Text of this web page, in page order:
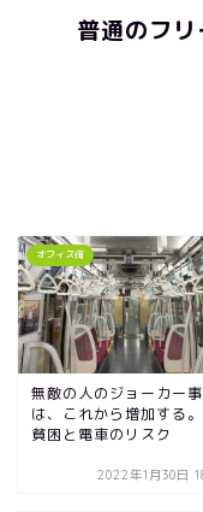
普通のフ
オフィス街
無敵の人のジョーカー
は、これから増加する
貧困と電車のリスク
2022年1月30日